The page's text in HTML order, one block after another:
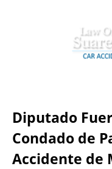
Diputado
Condado de
Accidente de